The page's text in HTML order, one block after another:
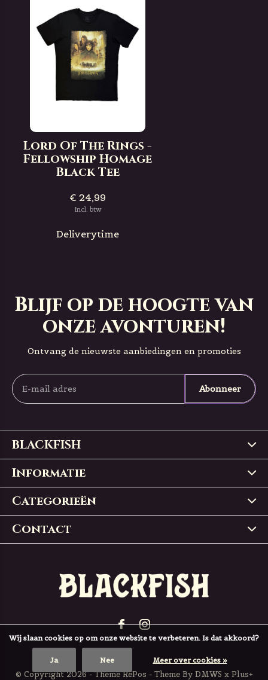
Lord Of The Rings -
Fellowship Homage
Black Tee
€ 24,99
Incl. btw
Deliverytime
Blijf op de hoogte van
onze avonturen!
Ontvang de nieuwste aanbiedingen en promoties
Abonneer
BLACKFISH
Informatie
Categorieën
Contact
© Copyright2026- Theme RePos - Theme By DMWS x Plus+
Wij slaan cookies op om onze website te verbeteren. Is dat akkoord?
Ja Nee Meer over cookies »